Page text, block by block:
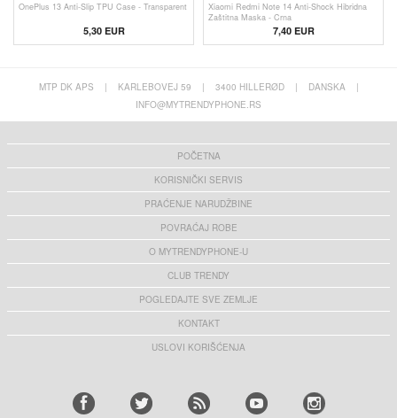
OnePlus 13 Anti-Slip TPU Case - Transparent
5,30 EUR
Xiaomi Redmi Note 14 Anti-Shock Hibridna
Zaštitna Maska - Crna
7,40 EUR
MTP DK APS | KARLEBOVEJ 59 | 3400 HILLERØD | DANSKA
|
INFO@MYTRENDYPHONE.RS
POČETNA
KORISNIČKI SERVIS
PRAĆENJE NARUDŽBINE
POVRAĆAJ ROBE
O MYTRENDYPHONE-U
CLUB TRENDY
POGLEDAJTE SVE ZEMLJE
KONTAKT
USLOVI KORIŠĆENJA